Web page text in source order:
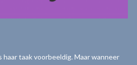
taak voorbeeldig. Maar wanneer